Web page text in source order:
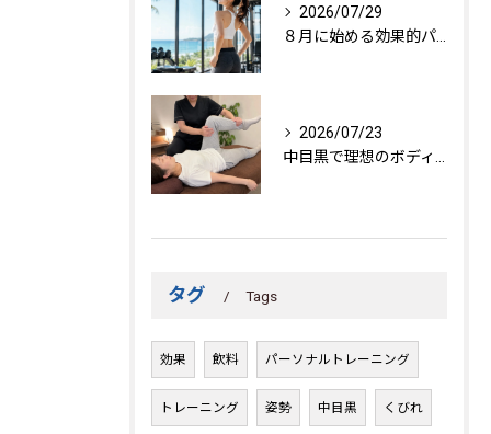
2026/07/29
2026/07/23
タグ Tags
効果 飲料 パーソナルトレーニング
トレーニング 姿勢 中目黒 くびれ